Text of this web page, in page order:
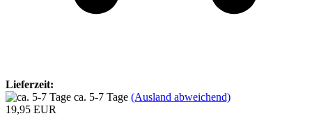
Lieferzeit:
ca. 5-7 Tage (Ausland abweichend)
19,95 EUR